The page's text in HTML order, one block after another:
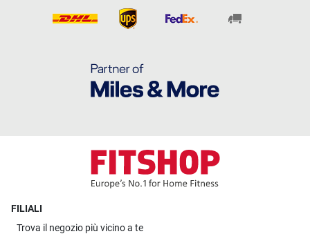
FILIALI
Trova il negozio più vicino a te